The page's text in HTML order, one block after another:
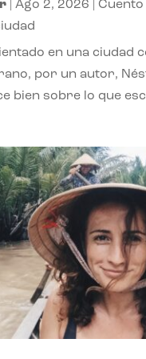
|Ago 2, 2026 |Cuento
en una ciudad
por un autor,
bien sobre lo que